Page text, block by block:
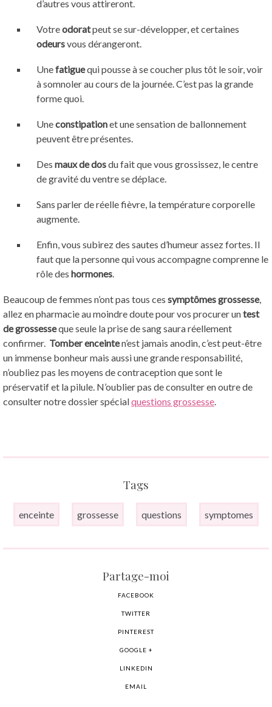
d’autres vous attireront.
Votreodoratpeut se sur-développer, et certaines
odeursvous dérangeront.
Unefatiguequi pousse à se coucher plus tôt le soir, voir
à somnoler au cours de la journée. C’est pas la grande
forme quoi.
Uneconstipationet une sensation de ballonnement
peuvent être présentes.
Des maux de dosdu fait que vous grossissez, le centre
de gravité du ventre se déplace.
Sans parler de réelle fièvre, la température corporelle
augmente.
Enfin, vous subirez des sautes d’humeur assez fortes. Il
faut que la personne qui vous accompagne comprenne le
rôle des hormones.
Beaucoup de femmes n’ont pas tous ces symptômes grossesse,
allez en pharmacie au moindre doute pour vos procurer untest
de grossesseque seule la prise de sang saura réellement
confirmer. Tomber enceinten’est jamais anodin, c’est peut-être
un immense bonheur mais aussi une grande responsabilité,
n’oubliez pas les moyens de contraception que sont le
préservatif et la pilule. N’oublier pas de consulter en outre de
consulter notre dossier spécialquestions grossesse.
Tags
enceinte grossesse questions symptomes
Partage-moi
FACEBOOK
TWITTER
PINTEREST
GOOGLE +
LINKEDIN
EMAIL